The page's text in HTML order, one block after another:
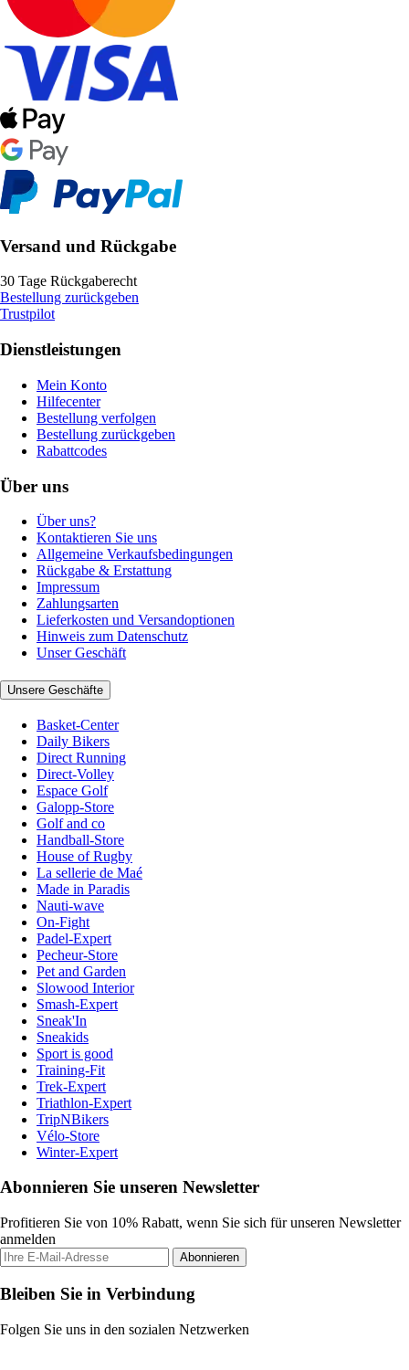
Versand und Rückgabe
30 Tage Rückgaberecht
Bestellung zurückgeben
Trustpilot
Dienstleistungen
Mein Konto
Hilfecenter
Bestellung verfolgen
Bestellung zurückgeben
Rabattcodes
Über uns
Über uns?
Kontaktieren Sie uns
Allgemeine Verkaufsbedingungen
Rückgabe & Erstattung
Impressum
Zahlungsarten
Lieferkosten und Versandoptionen
Hinweis zum Datenschutz
Unser Geschäft
Unsere Geschäfte
Basket-Center
Daily Bikers
Direct Running
Direct-Volley
Espace Golf
Galopp-Store
Golf and co
Handball-Store
House of Rugby
La sellerie de Maé
Made in Paradis
Nauti-wave
On-Fight
Padel-Expert
Pecheur-Store
Pet and Garden
Slowood Interior
Smash-Expert
Sneak'In
Sneakids
Sport is good
Training-Fit
Trek-Expert
Triathlon-Expert
TripNBikers
Vélo-Store
Winter-Expert
Abonnieren Sie unseren Newsletter
Profitieren Sie von 10% Rabatt, wenn Sie sich für unseren Newsletter
anmelden
Abonnieren
Bleiben Sie in Verbindung
Folgen Sie uns in den sozialen Netzwerken